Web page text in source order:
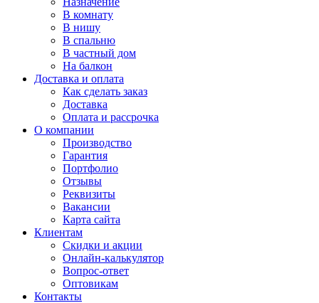
В комнату
В нишу
В спальню
В частный дом
На балкон
Доставка и оплата
Как сделать заказ
Доставка
Оплата и рассрочка
О компании
Производство
Гарантия
Портфолио
Отзывы
Реквизиты
Вакансии
Карта сайта
Клиентам
Скидки и акции
Онлайн-калькулятор
Вопрос-ответ
Оптовикам
Контакты